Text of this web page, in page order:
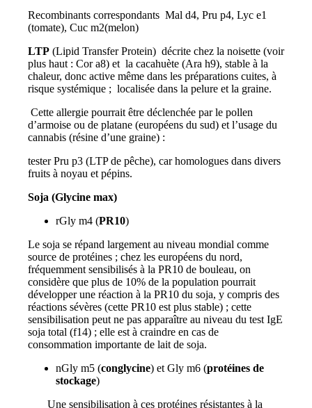
Recombinants correspondants Mal d4, Pru p4, Lyc e1
(tomate), Cuc m2(melon)
LTP(Lipid Transfer Protein) décrite chez la noisette (voir
plus haut : Cor a8) et la cacahuète (Ara h9), stable à la
chaleur, donc active même dans les préparations cuites, à
risque systémique ; localisée dans la pelure et la graine.
Cette allergie pourrait être déclenchée par le pollen
d’armoise ou de platane (européens du sud) et l’usage du
cannabis (résine d’une graine) :
tester Pru p3 (LTP de pêche), car homologues dans divers
fruits à noyau et pépins.
Soja (Glycine max)
rGly m4 (PR10)
Le soja se répand largement au niveau mondial comme
source de protéines ; chez les européens du nord,
fréquemment sensibilisés à la PR10 de bouleau, on
considère que plus de 10% de la population pourrait
développer une réaction à la PR10 du soja, y compris des
réactions sévères (cette PR10 est plus stable) ; cette
sensibilisation peut ne pas apparaître au niveau du test IgE
soja total (f14) ; elle est à craindre en cas de
consommation importante de lait de soja.
nGly m5 (conglycine) et Gly m6 (protéines de
stockage)
Une sensibilisation à ces protéines résistantes à la